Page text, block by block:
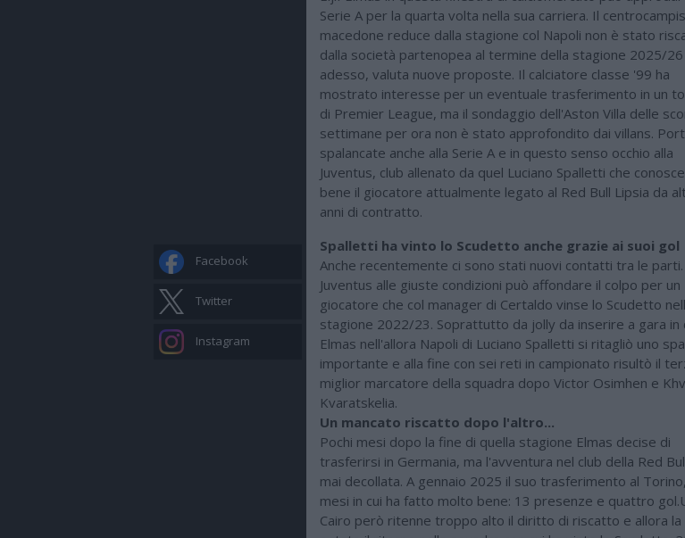
Facebook
Twitter
Instagram
Serie A per la quarta volta nella sua carriera. Il
macedone reduce dalla stagione col Napoli non è stato
dalla società partenopea al termine della stagione 2025/
adesso, valuta nuove proposte. Il calciatore classe '99 ha
mostrato interesse per un eventuale trasferimento in un
di Premier League, ma il sondaggio dell'Aston Villa delle
settimane per ora non è stato approfondito dai villans.
spalancate anche alla Serie A e in questo senso occhio alla
Juventus, club allenato da quel Luciano Spalletti che
bene il giocatore attualmente legato al Red Bull Lipsia da
anni di contratto.
Spalletti ha vinto lo Scudetto anche grazie ai suoi gol
Anche recentemente ci sono stati nuovi contatti tra le parti.
Juventus alle giuste condizioni può affondare il colpo per un
giocatore che col manager di Certaldo vinse lo Scudetto
stagione 2022/23. Soprattutto da jolly da inserire a gara in
Elmas nell'allora Napoli di Luciano Spalletti si ritagliò uno
importante e alla fine con sei reti in campionato risultò il
miglior marcatore della squadra dopo Victor Osimhen e
Kvaratskelia.
Un mancato riscatto dopo l'altro...
Pochi mesi dopo la fine di quella stagione Elmas decise di
trasferirsi in Germania, ma l'avventura nel club della Red
mai decollata. A gennaio 2025 il suo trasferimento al
mesi in cui ha fatto molto bene: 13 presenze e quattro
Cairo però ritenne troppo alto il diritto di riscatto e allora la